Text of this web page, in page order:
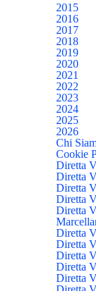
2015
2016
2017
2018
2019
2020
2021
2022
2023
2024
2025
2026
Chi
Cookie
Diretta
Diretta
Diretta
Diretta
Diretta
Diretta
Diretta
Diretta
Diretta
Diretta